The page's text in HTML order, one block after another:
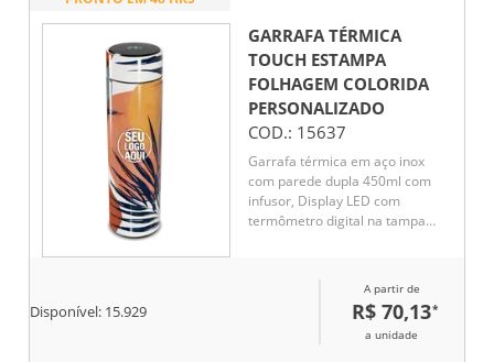
GARRAFA TÉRMICA
TOUCH ESTAMPA
FOLHAGEM COLORIDA
PERSONALIZADO
COD.: 15637
Garrafa térmica em aço inox
com parede dupla 450ml com
infusor, Display LED com
termômetro digital na tampa
Disponível: 15.929
A partir de
R$ 70,13*
a unidade